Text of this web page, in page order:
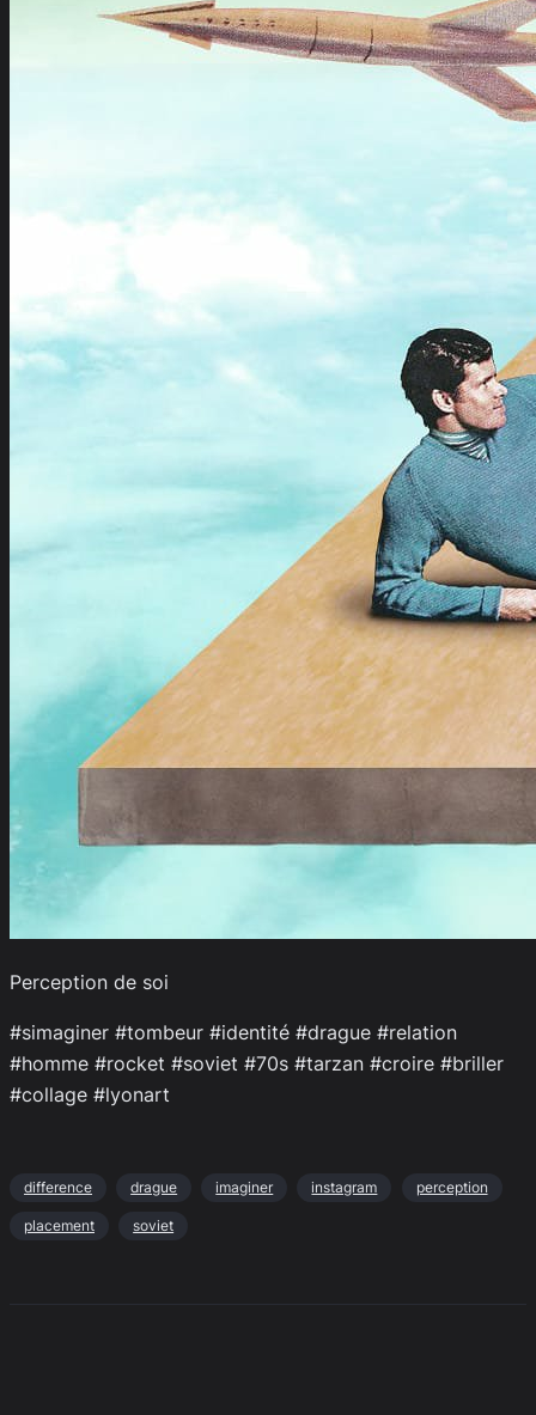
Perception de soi
#simaginer #tombeur #identité #drague #relation
#homme #rocket #soviet #70s #tarzan #croire #briller
#collage #lyonart
difference drague imaginer instagram perception
placement soviet